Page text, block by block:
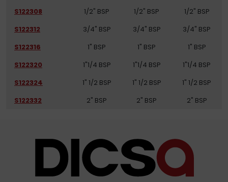
S122308
1/2" BSP 1/2" BSP
1/2" BSP
S122312
3/4" BSP 3/4" BSP
3/4" BSP
S122316
1" BSP 1" BSP
1" BSP
S122320
1"1/4 BSP 1"1/4 BSP
1"1/4 BSP
S122324
1" 1/2 BSP 1" 1/2 BSP
1" 1/2 BSP
S122332
2" BSP 2" BSP 2" BSP